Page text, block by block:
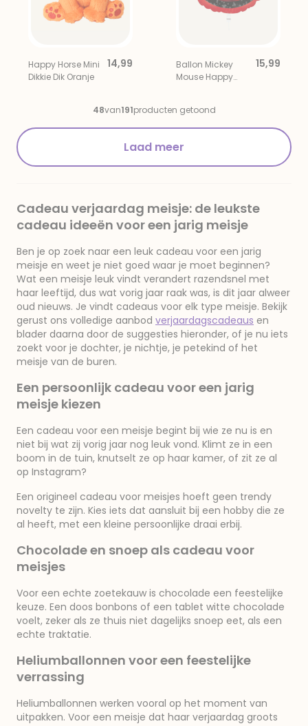
Happy Horse Mini
Dikkie Dik Oranje
14,99
Ballon Mickey
Mouse Happy
15,99
48van191producten getoond
Laad meer
Cadeau verjaardag meisje: de leukste
cadeau ideeën voor een jarig meisje
Ben je op zoek naar een leuk cadeau voor een jarig
meisje en weet je niet goed waar je moet beginnen?
Wat een meisje leuk vindt verandert razendsnel met
haar leeftijd, dus wat vorig jaar raak was, is dit jaar alweer
oud nieuws. Je vindt cadeaus voor elk type meisje. Bekijk
gerust ons volledige aanbod verjaardagscadeaus en
blader daarna door de suggesties hieronder, of je nu iets
zoekt voor je dochter, je nichtje, je petekind of het
meisje van de buren.
Een persoonlijk cadeau voor een jarig
meisje kiezen
Een cadeau voor een meisje begint bij wie ze nu is en
niet bij wat zij vorig jaar nog leuk vond. Klimt ze in een
boom in de tuin, knutselt ze op haar kamer, of zit ze al
op Instagram?
Een origineel cadeau voor meisjes hoeft geen trendy
novelty te zijn. Kies iets dat aansluit bij een hobby die ze
al heeft, met een kleine persoonlijke draai erbij.
Chocolade en snoep als cadeau voor
meisjes
Voor een echte zoetekauw is chocolade een feestelijke
keuze. Een doos bonbons of een tablet witte chocolade
voelt, zeker als ze thuis niet dagelijks snoep eet, als een
echte traktatie.
Heliumballonnen voor een feestelijke
verrassing
Heliumballonnen werken vooral op het moment van
uitpakken. Voor een meisje dat haar verjaardag groots